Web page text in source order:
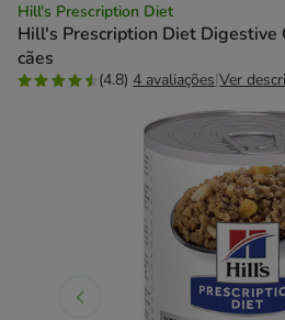
Hill's Prescription Diet
Hill's Prescription Diet Digestive
cães
(4.8) 4 avaliações|Ver